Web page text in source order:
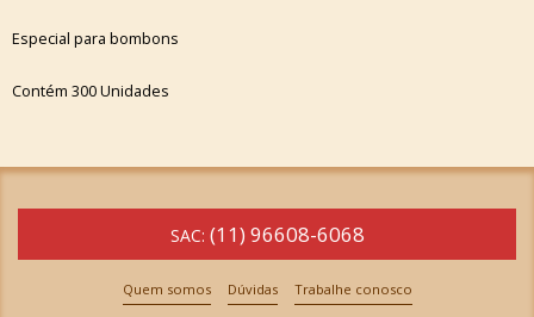
Especial para bombons
Contém 300 Unidades
SAC: (11) 96608-6068
Quem somos Dúvidas Trabalhe conosco